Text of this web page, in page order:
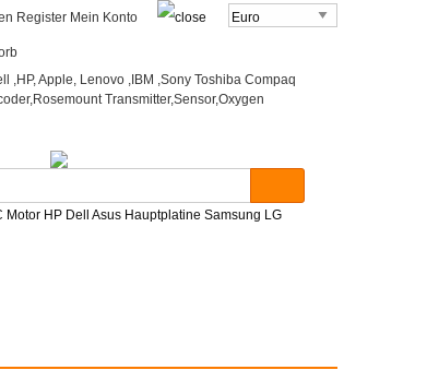
Register Mein Konto
Motor HP Dell Asus Hauptplatine Samsung LG